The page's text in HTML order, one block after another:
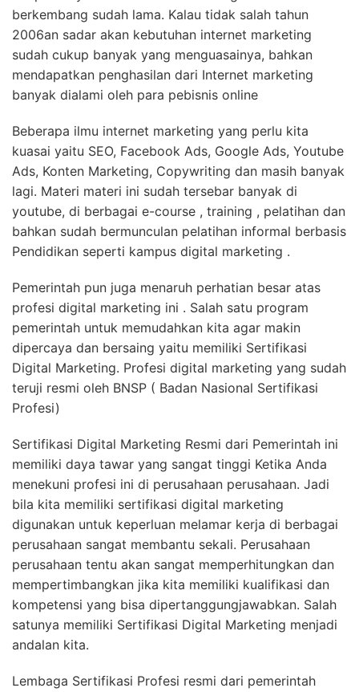
berkembang sudah lama. Kalau tidak salah tahun
2006an sadar akan kebutuhan internet marketing
sudah cukup banyak yang menguasainya, bahkan
mendapatkan penghasilan dari Internet marketing
banyak dialami oleh para pebisnis online
Beberapa ilmu internet marketing yang perlu kita
kuasai yaitu SEO, Facebook Ads, Google Ads, Youtube
Ads, Konten Marketing, Copywriting dan masih banyak
lagi. Materi materi ini sudah tersebar banyak di
youtube, di berbagai e-course , training , pelatihan dan
bahkan sudah bermunculan pelatihan informal berbasis
Pendidikan seperti kampus digital marketing .
Pemerintah pun juga menaruh perhatian besar atas
profesi digital marketing ini . Salah satu program
pemerintah untuk memudahkan kita agar makin
dipercaya dan bersaing yaitu memiliki Sertifikasi
Digital Marketing. Profesi digital marketing yang sudah
teruji resmi oleh BNSP ( Badan Nasional Sertifikasi
Profesi)
Sertifikasi Digital Marketing Resmi dari Pemerintah ini
memiliki daya tawar yang sangat tinggi Ketika Anda
menekuni profesi ini di perusahaan perusahaan. Jadi
bila kita memiliki sertifikasi digital marketing
digunakan untuk keperluan melamar kerja di berbagai
perusahaan sangat membantu sekali. Perusahaan
perusahaan tentu akan sangat memperhitungkan dan
mempertimbangkan jika kita memiliki kualifikasi dan
kompetensi yang bisa dipertanggungjawabkan. Salah
satunya memiliki Sertifikasi Digital Marketing menjadi
andalan kita.
Lembaga Sertifikasi Profesi resmi dari pemerintah